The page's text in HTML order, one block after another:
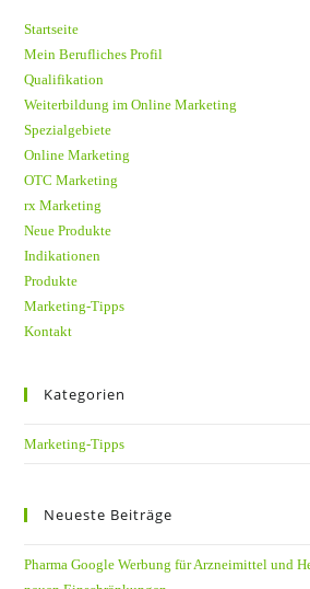
Startseite
Mein Berufliches Profil
Qualifikation
Weiterbildung im Online Marketing
Spezialgebiete
Online Marketing
OTC Marketing
rx Marketing
Neue Produkte
Indikationen
Produkte
Marketing-Tipps
Kontakt
Kategorien
Marketing-Tipps
Neueste Beiträge
Pharma Google Werbung für Arzneimittel und